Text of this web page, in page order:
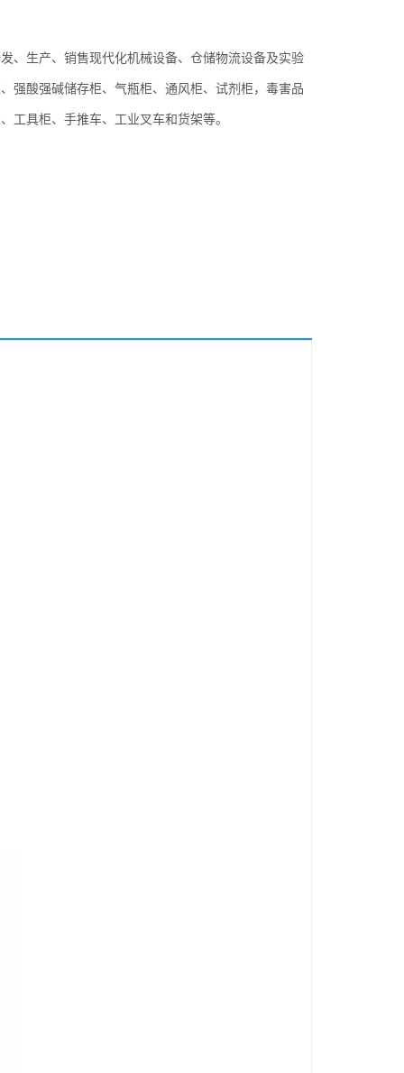
、生产、销售现代化机械设备、仓储物流设备及实验
强酸强碱储存柜、气瓶柜、通风柜、试剂柜，毒害品
工具柜、手推车、工业叉车和货架等。